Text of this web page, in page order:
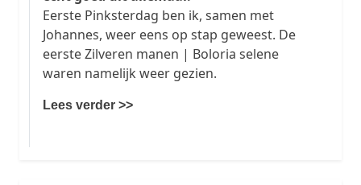
Eerste Pinksterdag ben ik, samen met
Johannes, weer eens op stap geweest. De
eerste Zilveren manen | Boloria selene
waren namelijk weer gezien.
Lees verder >>